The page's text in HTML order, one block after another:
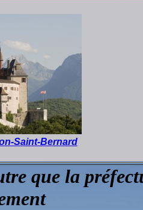
Saint-Bernard
que la